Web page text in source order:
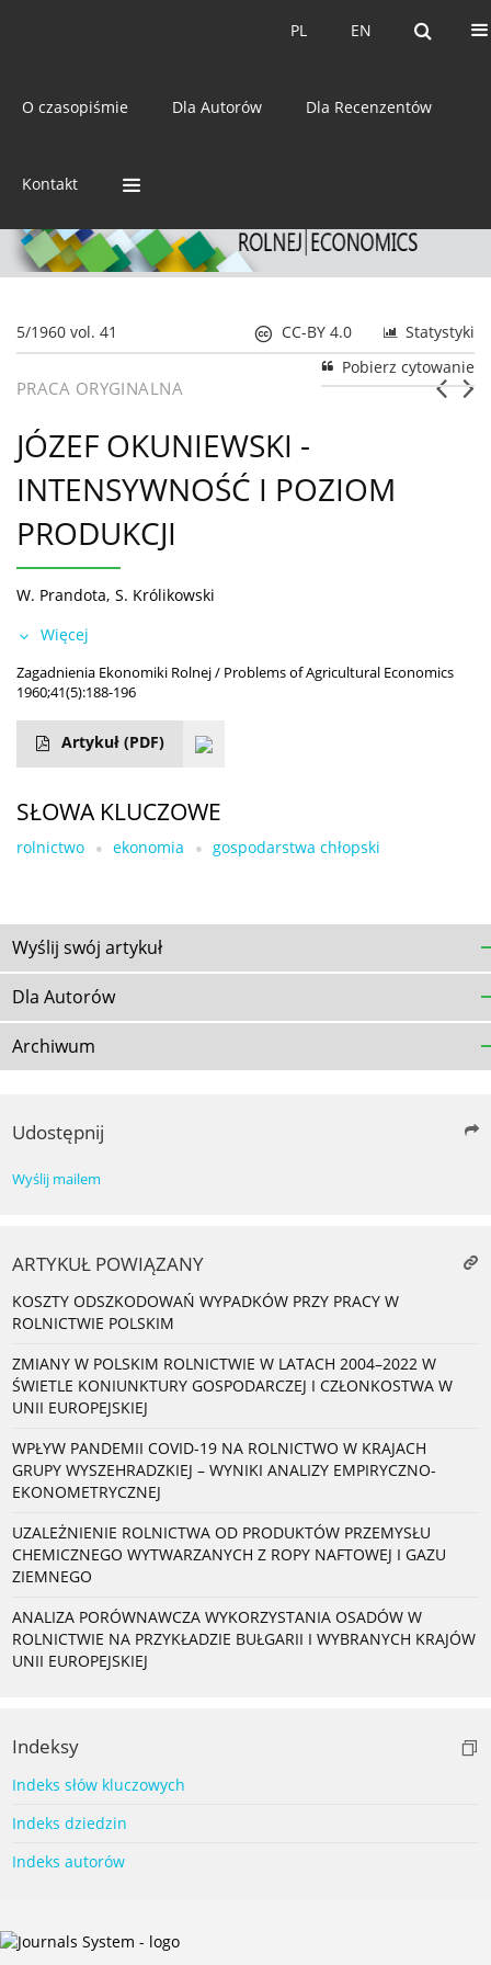
EN
PL EN
PL
O czasopiśmie Dla Autorów Dla Recenzentów
Kontakt
ISSN: 0044-1600
5/1960 vol. 41 Statystyki
CC-BY 4.0
Pobierz cytowanie
PRACA ORYGINALNA
JÓZEF OKUNIEWSKI -
INTENSYWNOŚĆ I POZIOM
PRODUKCJI
W. Prandota, S. Królikowski
Więcej
Zagadnienia Ekonomiki Rolnej / Problems of Agricultural Economics
1960;41(5):188-196
Artykuł (PDF)
SŁOWA KLUCZOWE
rolnictwo ekonomia gospodarstwa chłopski
Wyślij swój artykuł
Dla Autorów
Archiwum
Udostępnij
Wyślij mailem
ARTYKUŁ POWIĄZANY
KOSZTY ODSZKODOWAŃ WYPADKÓW PRZY PRACY W
ROLNICTWIE POLSKIM
ZMIANY W POLSKIM ROLNICTWIE W LATACH 2004–2022 W
ŚWIETLE KONIUNKTURY GOSPODARCZEJ I CZŁONKOSTWA W
UNII EUROPEJSKIEJ
WPŁYW PANDEMII COVID-19 NA ROLNICTWO W KRAJACH
GRUPY WYSZEHRADZKIEJ – WYNIKI ANALIZY EMPIRYCZNO-
EKONOMETRYCZNEJ
UZALEŻNIENIE ROLNICTWA OD PRODUKTÓW PRZEMYSŁU
CHEMICZNEGO WYTWARZANYCH Z ROPY NAFTOWEJ I GAZU
ZIEMNEGO
ANALIZA PORÓWNAWCZA WYKORZYSTANIA OSADÓW W
ROLNICTWIE NA PRZYKŁADZIE BUŁGARII I WYBRANYCH KRAJÓW
UNII EUROPEJSKIEJ
Indeksy
Indeks słów kluczowych
Indeks dziedzin
Indeks autorów